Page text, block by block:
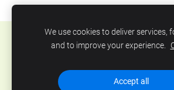
Sīkdatnes
SIA Abero, Mūkusalas 33, Rīga,
We use cookies to deliver services,
and to improve your experience.
Accept all